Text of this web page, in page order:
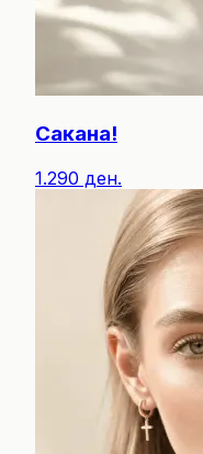
Сакана!
1.290 ден.